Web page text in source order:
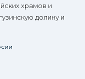
храмов и
долину и